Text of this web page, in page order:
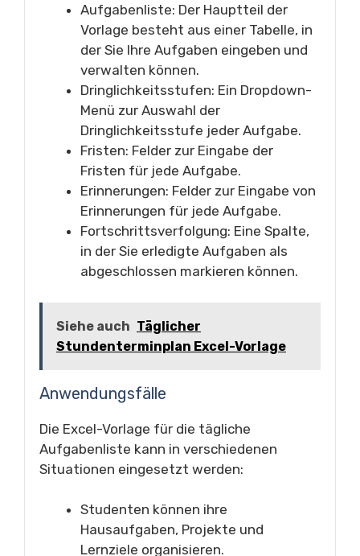
Aufgabenliste: Der Hauptteil der
Vorlage besteht aus einer Tabelle, in
der Sie Ihre Aufgaben eingeben und
verwalten können.
Dringlichkeitsstufen: Ein Dropdown-
Menü zur Auswahl der
Dringlichkeitsstufe jeder Aufgabe.
Fristen: Felder zur Eingabe der
Fristen für jede Aufgabe.
Erinnerungen: Felder zur Eingabe von
Erinnerungen für jede Aufgabe.
Fortschrittsverfolgung: Eine Spalte,
in der Sie erledigte Aufgaben als
abgeschlossen markieren können.
Siehe auch Täglicher
Stundenterminplan Excel-Vorlage
Anwendungsfälle
Die Excel-Vorlage für die tägliche
Aufgabenliste kann in verschiedenen
Situationen eingesetzt werden:
Studenten können ihre
Hausaufgaben, Projekte und
Lernziele organisieren.